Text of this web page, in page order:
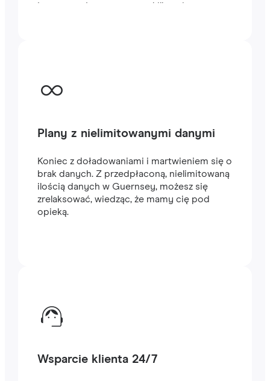
internetowi , gotowemu w kilka minut za
Plany z nielimitowanymi danymi
Koniec z doładowaniami i martwieniem się o
brak danych. Z przedpłaconą, nielimitowaną
ilością danych w Guernsey, możesz się
zrelaksować, wiedząc, że mamy cię pod
opieką.
Wsparcie klienta 24/7